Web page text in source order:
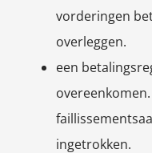
vorderingen
overleggen.
een
ingetrokken.